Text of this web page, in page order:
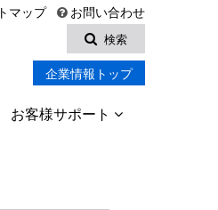
マップ
お問い合わせ
検索
企業情報トップ
お客様サポート